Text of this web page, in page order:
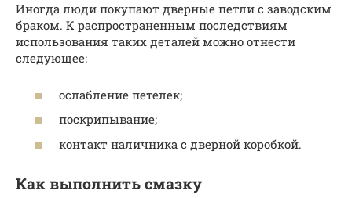
Иногда люди покупают дверные петли с заводским
браком. К распространенным последствиям
использования таких деталей можно отнести
следующее:
ослабление петелек;
поскрипывание;
контакт наличника с дверной коробкой.
Как выполнить смазку